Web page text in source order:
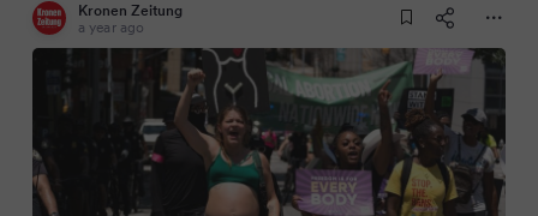
Kronen Zeitung
a year ago